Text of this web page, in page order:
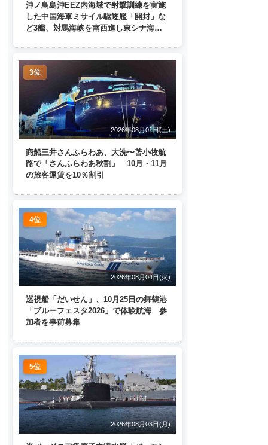
沖ノ鳥島沖EEZ内海域で射撃訓練を実施
した中国海軍ミサイル駆逐艦「開封」な
ど3艦、対馬海峡を南西進し東シナ海
3位
2026年08月01日(土)
商船三井さんふらわあ、大洗〜苫小牧航
路で「さんふらわあ秋割」 10月・11月
の旅客運賃を10％割引
4位
2026年08月04日(火)
巡視船「だいせん」、10月25日の舞鶴港
「ブルーフェスタ2026」で体験航海 参
加者を事前募集
5位
2026年08月03日(月)